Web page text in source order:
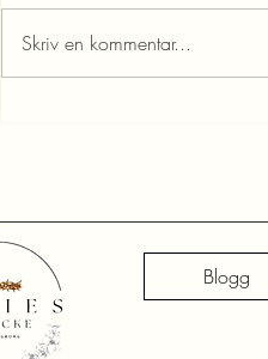
Skriv en kommentar...
Blogg